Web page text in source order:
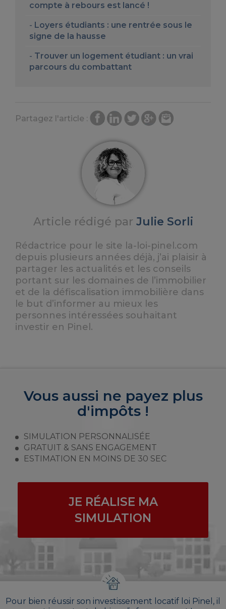
compte à rebours est lancé !
Loyers étudiants : une rentrée sous le
signe de la hausse
Trouver un logement étudiant : un vrai
parcours du combattant
Partagez l'article :
Article rédigé par Julie Sorli
Rédactrice pour le site la-loi-pinel.com
depuis plusieurs années déjà, j’ai plaisir à
partager les actualités et les conseils
portant sur les domaines de l’immobilier
et de la défiscalisation immobilière dans
le but d’informer au mieux les
personnes intéressées souhaitant
investir en Pinel.
Vous aussi ne payez plus
d'impôts !
SIMULATION PERSONNALISÉE
GRATUIT & SANS ENGAGEMENT
ESTIMATION EN MOINS DE 30 SEC
JE RÉALISE MA
SIMULATION
Pour bien réussir son investissement locatif loi Pinel, il